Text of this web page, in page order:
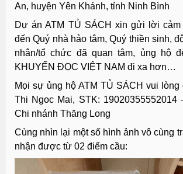
An, huyện Yên Khánh, tỉnh Ninh Bình
Dự án ATM TỦ SÁCH xin gửi lời
đến Quý nhà hảo tâm, Quý thiền sinh,
nhân/tổ chức đã quan tâm, ủng hộ
KHUYẾN ĐỌC VIỆT NAM đi xa hơn…
Mọi sự ủng hộ ATM TỦ SÁCH vui lòng
Thi Ngoc Mai, STK: 19020355552014
Chi nhánh Thăng Long
Cùng nhìn lại một số hình ảnh vô cùng
nhận được từ 02 điểm cầu: